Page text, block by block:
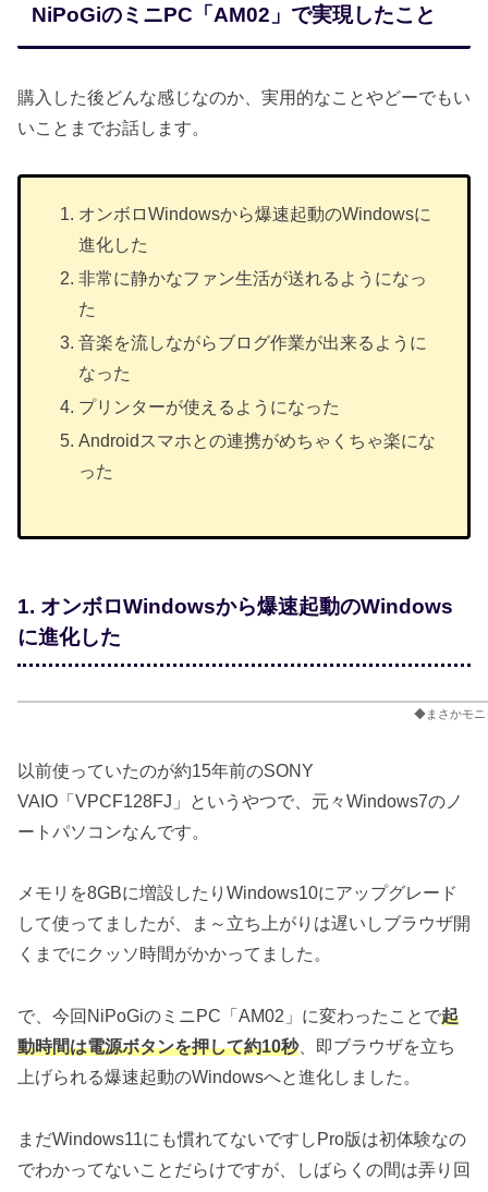
NiPoGiのミニPC「AM02」で実現したこと
購入した後どんな感じなのか、実用的なことやどーでもい
いことまでお話します。
オンボロWindowsから爆速起動のWindowsに
進化した
非常に静かなファン生活が送れるようになっ
た
音楽を流しながらブログ作業が出来るように
なった
プリンターが使えるようになった
Androidスマホとの連携がめちゃくちゃ楽にな
った
1. オンボロWindowsから爆速起動のWindows
に進化した
◆まさかモニ
以前使っていたのが約15年前のSONY
VAIO「VPCF128FJ」というやつで、元々Windows7のノ
ートパソコンなんです。
メモリを8GBに増設したりWindows10にアップグレード
して使ってましたが、ま～立ち上がりは遅いしブラウザ開
くまでにクッソ時間がかかってました。
で、今回NiPoGiのミニPC「AM02」に変わったことで起
動時間は電源ボタンを押して約10秒、即ブラウザを立ち
上げられる爆速起動のWindowsへと進化しました。
まだWindows11にも慣れてないですしPro版は初体験なの
でわかってないことだらけですが、しばらくの間は弄り回